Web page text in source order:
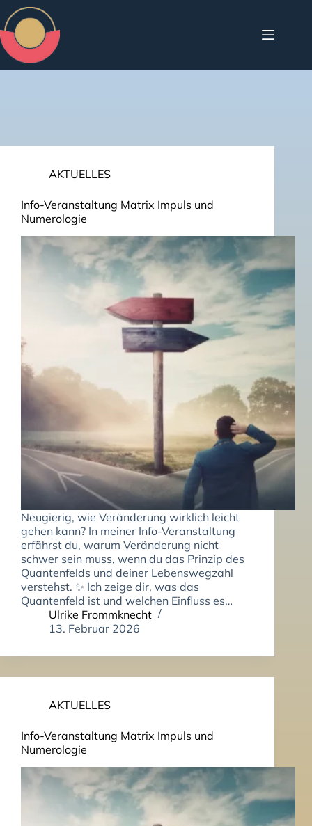
AKTUELLES
Info-Veranstaltung Matrix Impuls und
Numerologie
Neugierig, wie Veränderung wirklich leicht
gehen kann? In meiner Info-Veranstaltung
erfährst du, warum Veränderung nicht
schwer sein muss, wenn du das Prinzip des
Quantenfelds und deiner Lebenswegzahl
verstehst. ✨ Ich zeige dir, was das
Quantenfeld ist und welchen Einfluss es…
Ulrike Frommknecht
13. Februar 2026
AKTUELLES
Info-Veranstaltung Matrix Impuls und
Numerologie